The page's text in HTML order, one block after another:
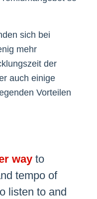
sich bei
mehr
der
auch einige
Vorteilen
wayto
tempo of
listen to and